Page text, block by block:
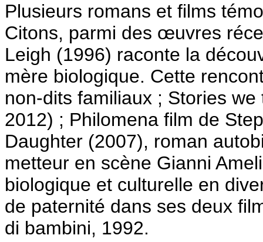
Plusieurs romans et films
Citons, parmi des œuvres
Leigh (1996) raconte la
mère biologique. Cette
non-dits familiaux ; Stories
2012) ; Philomena film de
Daughter (2007), roman
metteur en scène Gianni
biologique et culturelle en
de paternité dans ses deux
di bambini, 1992.